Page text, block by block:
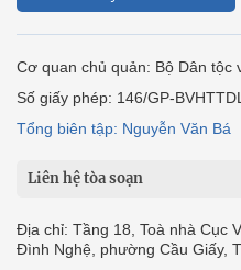
Cơ quan chủ quản: Bộ Dân tộc
Số giấy phép: 146/GP-
Tổng biên tập: Nguyễn Văn Bá
Liên hệ tòa soạn
Địa chỉ: Tầng 18, Toà nhà Cục
Đình Nghệ, phường Cầu Giấy,